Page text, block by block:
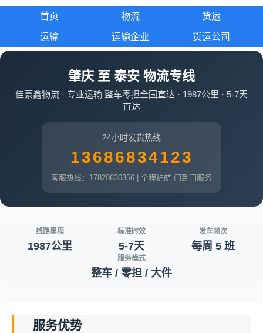
首页 物流 货运
运输 运输企业 货运公司
肇庆 至 泰安 物流专线
佳豪鑫物流 · 专业运输 整车零担全国直达 · 1987公里 · 5-7天
直达
24小时发货热线
13686834123
客服热线：17820636356 | 全程护航 门到门服务
线路里程
1987公里
标准时效
5-7天
发车频次
每周 5 班
服务模式
整车 / 零担 / 大件
服务优势